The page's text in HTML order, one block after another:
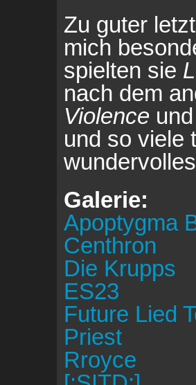
Zu guter
mich
spielten sie
nach dem
Violence
und so viele
Galerie:
Apoptygma
Centhron
Die Krupps
ES23
Future Lied
Priest
Rroyce